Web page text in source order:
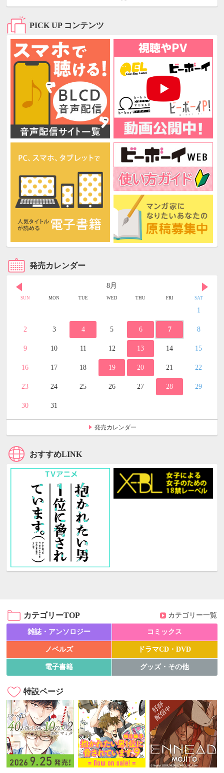
PICK UP コンテンツ
発売カレンダー
8月
SUN MON TUE WED THU FRI SAT
1
2 3 4 5 6 7 8
9 10 11 12 13 14 15
16 17 18 19 20 21 22
23 24 25 26 27 28 29
30 31
発売カレンダー
おすすめLINK
カテゴリーTOP カテゴリー一覧
雑誌・アンソロジー コミックス
ノベルズ ドラマCD・DVD
電子書籍 グッズ・その他
特設ページ